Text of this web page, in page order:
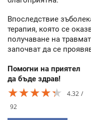
Впоследствие
терапия, която се
получаване на
започват да се
Помогни на приятел
да бъде здрав!
★★★★★
★★★★★
★★★★★
4.32
92